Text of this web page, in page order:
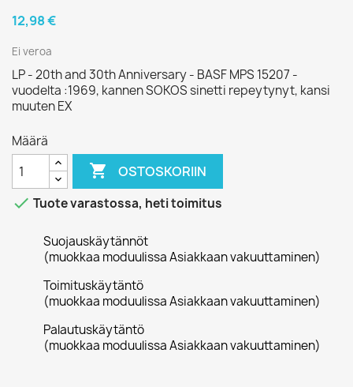
12,98 €
Ei veroa
LP - 20th and 30th Anniversary - BASF MPS 15207 -
vuodelta :1969, kannen SOKOS sinetti repeytynyt, kansi
muuten EX
Määrä
 OSTOSKORIIN
 Tuote varastossa, heti toimitus
Suojauskäytännöt
(muokkaa moduulissa Asiakkaan vakuuttaminen)
Toimituskäytäntö
(muokkaa moduulissa Asiakkaan vakuuttaminen)
Palautuskäytäntö
(muokkaa moduulissa Asiakkaan vakuuttaminen)